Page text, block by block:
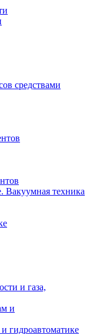
средствами
Вакуумная техника
и газа,
и
гидроавтоматике